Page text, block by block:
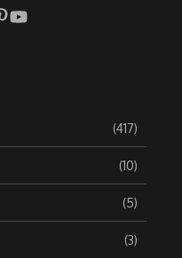
(417)
(10)
(5)
(3)